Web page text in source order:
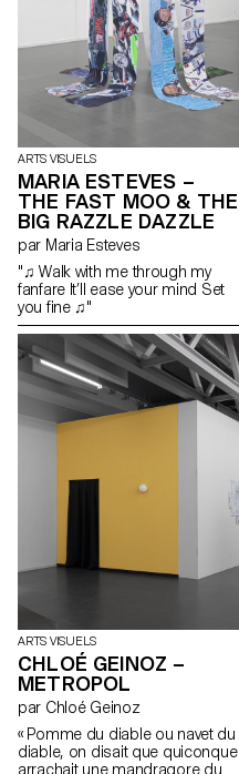
ARTS VISUELS
MARIA ESTEVES –
THE FAST MOO & THE
BIG RAZZLE DAZZLE
par Maria Esteves
"♫ Walk with me through my
fanfare It’ll ease your mind Set
you fine ♫"
ARTS VISUELS
CHLOÉ GEINOZ –
METROPOL
par Chloé Geinoz
« Pomme du diable ou navet du
diable, on disait que quiconque
arrachait une mandragore du